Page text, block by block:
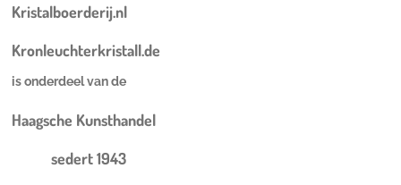
Kristalboerderij.nl
Kronleuchterkristall.de
is onderdeel van de
Haagsche Kunsthandel
sedert 1943